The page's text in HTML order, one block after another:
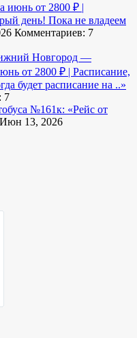
июнь от 2800 ₽ |
день! Пока не владеем
Комментариев: 7
Новгород —
от 2800 ₽ | Расписание,
будет расписание на ..»
7
№161к: «Рейс от
Июн 13, 2026